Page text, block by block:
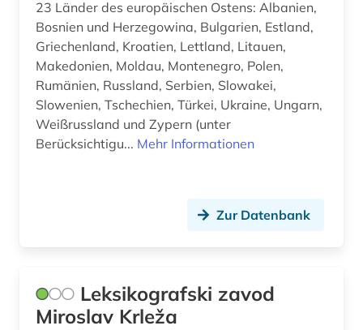
23 Länder des europäischen Ostens: Albanien,
Bosnien und Herzegowina, Bulgarien, Estland,
Griechenland, Kroatien, Lettland, Litauen,
Makedonien, Moldau, Montenegro, Polen,
Rumänien, Russland, Serbien, Slowakei,
Slowenien, Tschechien, Türkei, Ukraine, Ungarn,
Weißrussland und Zypern (unter
Berücksichtigu... Mehr Informationen
Zur Datenbank
Leksikografski zavod
Miroslav Krleža